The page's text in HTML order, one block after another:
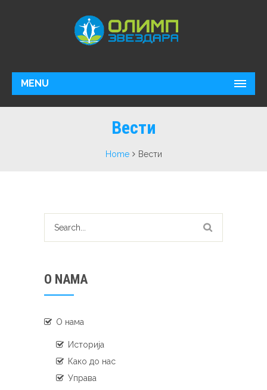
MENU
Вести
Home Вести
O NAMA
О нама
Историја
Како до нас
Управа